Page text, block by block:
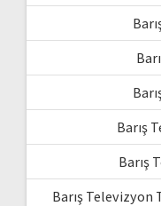
Barış
Barış
Barış Televizyon